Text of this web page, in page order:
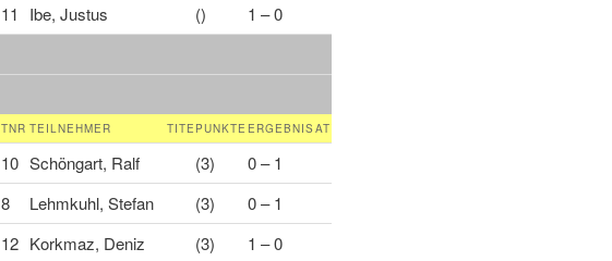
11 Ibe, Justus () 1 – 0
TNR TEILNEHMER TITE PUNKTE ERGEBNISAT
10 Schöngart, Ralf (3)
0 – 1
8 Lehmkuhl, Stefan (3)
0 – 1
12 Korkmaz, Deniz (3)
1 – 0